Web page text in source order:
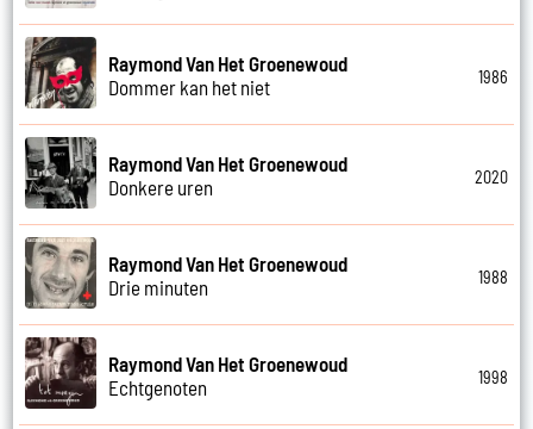
Raymond Van Het Groenewoud
Dommer kan het niet
1986
Raymond Van Het Groenewoud
Donkere uren
2020
Raymond Van Het Groenewoud
Drie minuten
1988
Raymond Van Het Groenewoud
Echtgenoten
1998